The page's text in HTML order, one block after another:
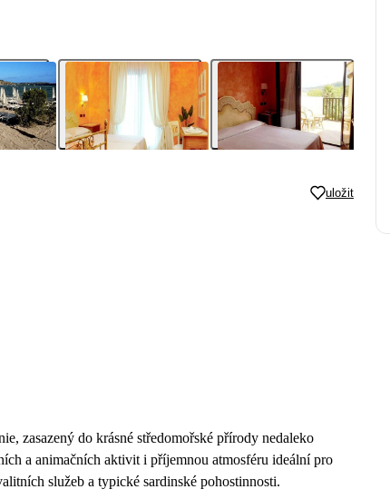
uložit
zasazený do krásné středomořské přírody nedaleko
a animačních aktivit i příjemnou atmosféru ideální pro
služeb a typické sardinské pohostinnosti.